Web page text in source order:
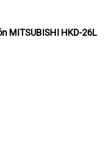
MITSUBISHI HKD-26L